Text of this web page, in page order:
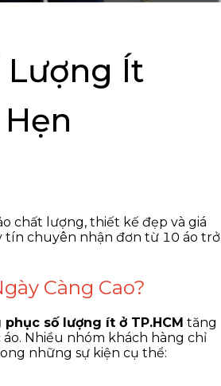
Lượng Ít
chất lượng, thiết kế đẹp và giá
tín chuyên nhận đơn từ 10 áo trở
Càng Cao?
số lượng ít ở TP.HCM tăng
Nhiều nhóm khách hàng chỉ
những sự kiện cụ thể: